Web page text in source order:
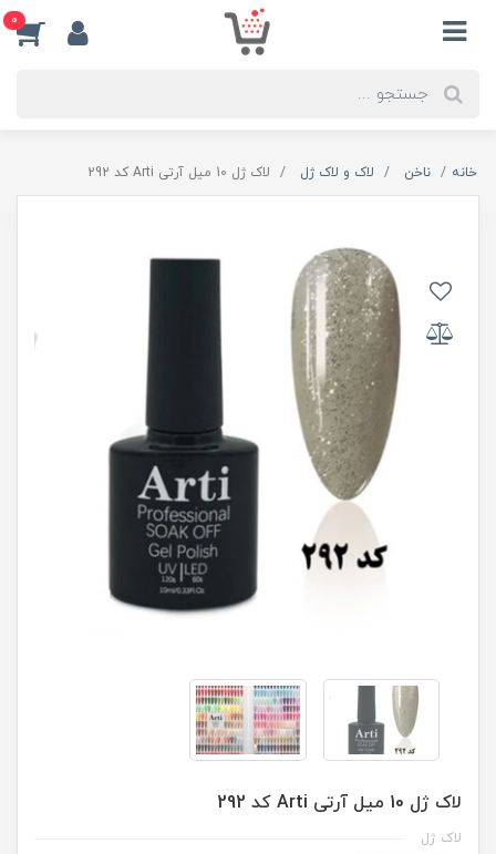
0
خانه ناخن لاک و لاک ژل لاک ژل 10 میل آرتی Arti کد 292
لاک ژل 10 میل آرتی Arti کد 292
لاک ژل